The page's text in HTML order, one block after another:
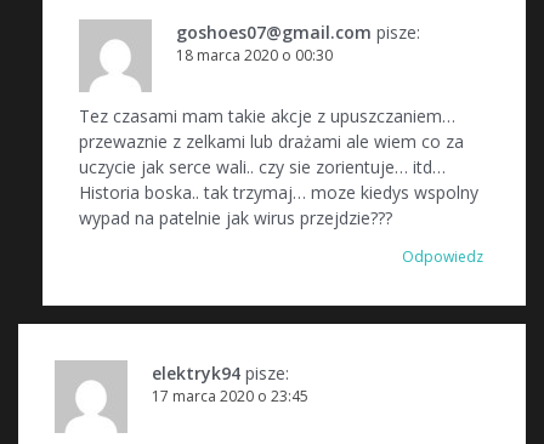
goshoes07@gmail.com pisze:
18 marca 2020 o 00:30
Tez czasami mam takie akcje z upuszczaniem…
przewaznie z zelkami lub drażami ale wiem co za
uczycie jak serce wali.. czy sie zorientuje… itd…
Historia boska.. tak trzymaj… moze kiedys wspolny
wypad na patelnie jak wirus przejdzie???
Odpowiedz
elektryk94 pisze:
17 marca 2020 o 23:45